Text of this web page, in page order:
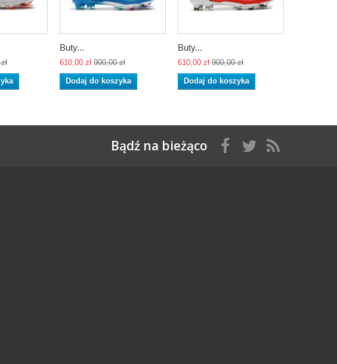
Buty...
610,00 zł 900,00 zł
Dodaj do koszyka
Buty...
610,00 zł 900,00 zł
Dodaj do koszyka
Bądź na bieżąco